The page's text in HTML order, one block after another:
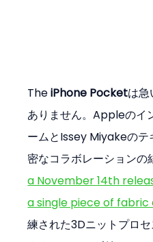
The iPhone Pocketは
ありません。Appleのイ
ームとIssey Miyakeのテ
密なコラボレーションの
a November 14th
a single piece of
練された3Dニットプロ